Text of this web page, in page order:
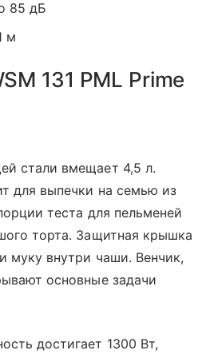
85 дБ
м
131 PML Prime
стали вмещает 4,5 л.
для выпечки на семью из
теста для пельменей
торта. Защитная крышка
муку внутри чаши. Венчик,
основные задачи
достигает 1300 Вт,